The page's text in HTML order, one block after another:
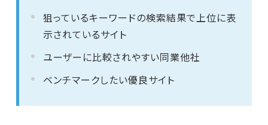
狙っているキーワードの検索結果で上位に表
示されているサイト
ユーザーに比較されやすい同業他社
ベンチマークしたい優良サイト